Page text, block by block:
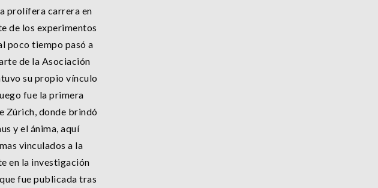
prolífera carrera en
de los experimentos
poco tiempo pasó a
de la Asociación
su propio vínculo
fue la primera
Zúrich, donde brindó
y el ánima, aquí
vinculados a la
en la investigación
fue publicada tras